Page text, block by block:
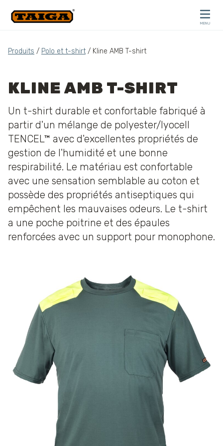
MENU
Produits / Polo et t-shirt / Kline AMB T-shirt
KLINE AMB T-SHIRT
Un t-shirt durable et confortable fabriqué à
partir d'un mélange de polyester/lyocell
TENCEL™ avec d'excellentes propriétés de
gestion de l'humidité et une bonne
respirabilité. Le matériau est confortable
avec une sensation semblable au coton et
possède des propriétés antiseptiques qui
empêchent les mauvaises odeurs. Le t-shirt
a une poche poitrine et des épaules
renforcées avec un support pour monophone.